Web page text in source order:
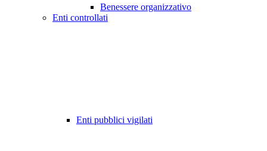
Benessere organizzativo
Enti controllati
Enti pubblici vigilati